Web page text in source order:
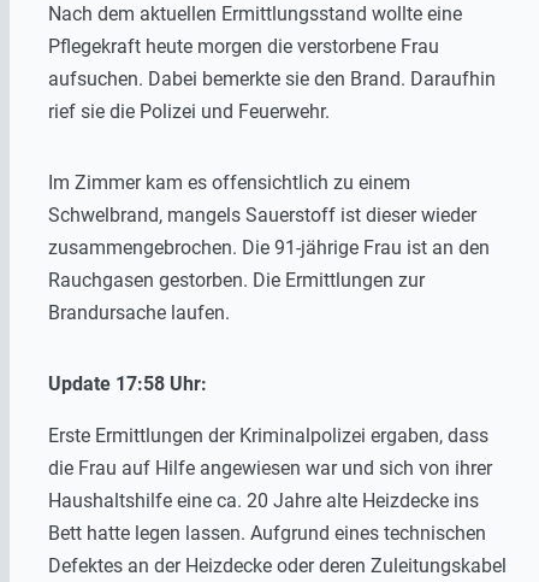
Nach dem aktuellen Ermittlungsstand wollte eine
Pflegekraft heute morgen die verstorbene Frau
aufsuchen. Dabei bemerkte sie den Brand. Daraufhin
rief sie die Polizei und Feuerwehr.
Im Zimmer kam es offensichtlich zu einem
Schwelbrand, mangels Sauerstoff ist dieser wieder
zusammengebrochen. Die 91-jährige Frau ist an den
Rauchgasen gestorben. Die Ermittlungen zur
Brandursache laufen.
Update 17:58 Uhr:
Erste Ermittlungen der Kriminalpolizei ergaben, dass
die Frau auf Hilfe angewiesen war und sich von ihrer
Haushaltshilfe eine ca. 20 Jahre alte Heizdecke ins
Bett hatte legen lassen. Aufgrund eines technischen
Defektes an der Heizdecke oder deren Zuleitungskabel